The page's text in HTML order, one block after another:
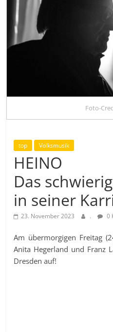
Foto-
top Volksmusik
HEINO
Das
in seiner
23. November 2023 . 0
Am übermorgigen Freitag
Anita Hegerland und Franz
Dresden auf!